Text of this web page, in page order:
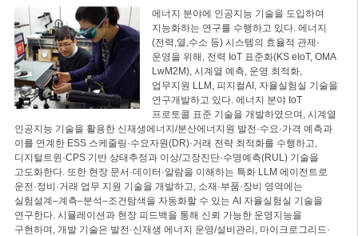
에너지 분야에 인공지능 기술을 도입하여
지능화하는 연구를 수행하고 있다. 에너지
(전력,열,수소 등) 시스템의 효율적 관제·
운영을 위해, 전력 IoT 표준화(KS eIoT, OMA
LwM2M), 시계열 예측, 운영 최적화,
업무지원 LLM, 피지컬AI, 자율실험실 기술을
연구개발하고 있다. 에너지 분야 IoT
프로토콜 표준 기술을 개발하였으며, 시계열
인공지능 기술을 활용한 신재생에너지/분산에너지원 발전·수요·가격 예측과
이를 연계한 ESS 스케줄링·수요자원(DR)·거래 전략 최적화를 수행하고,
디지털트윈·CPS 기반 상태추정과 이상/고장진단·수명예측(RUL) 기술을
고도화한다. 또한 현장 문서·데이터·알람을 이해하는 특화 LLM 에이전트로
운전·정비·거래 업무 지원 기술을 개발하고, 소재·부품·장비 영역에는
실험설계–계측–분석–조건탐색을 자동화할 수 있는 AI 자율실험실 기술을
연구한다. 시뮬레이션과 현장 피드백을 통해 신뢰 가능한 운영지능을
구현하며, 개발 기술은 발전·신재생 에너지 운영/설비관리, 마이크로그리드·